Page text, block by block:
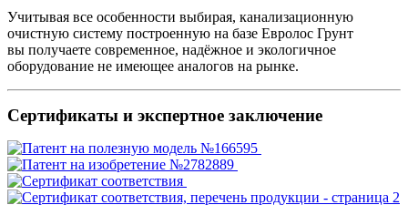
Учитывая все особенности выбирая, канализационную
очистную систему построенную на базе Евролос Грунт
вы получаете современное, надёжное и экологичное
оборудование не имеющее аналогов на рынке.
Сертификаты и экспертное заключение